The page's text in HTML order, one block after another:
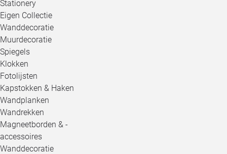
Stationery
Eigen Collectie
Wanddecoratie
Muurdecoratie
Spiegels
Klokken
Fotolijsten
Kapstokken & Haken
Wandplanken
Wandrekken
Magneetborden & -
accessoires
Wanddecoratie